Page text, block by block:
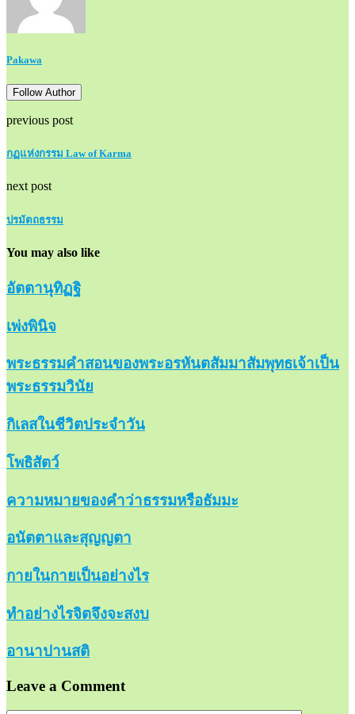
Pakawa
Follow Author
previous post
กฏแห่งกรรม Law of Karma
next post
ปรมัตถธรรม
You may also like
อัตตานุทิฏฐิ
เพ่งพินิจ
พระธรรมคำสอนของพระอรหันตสัมมาสัมพุทธเจ้าเป็น
พระธรรมวินัย
กิเลสในชีวิตประจำวัน
โพธิสัตว์
ความหมายของคำว่าธรรมหรือธัมมะ
อนัตตาและสุญญตา
กายในกายเป็นอย่างไร
ทำอย่างไรจิตจึงจะสงบ
อานาปานสติ
Leave a Comment